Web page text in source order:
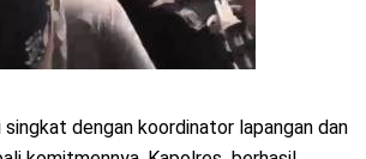
dengan koordinator lapangan dan